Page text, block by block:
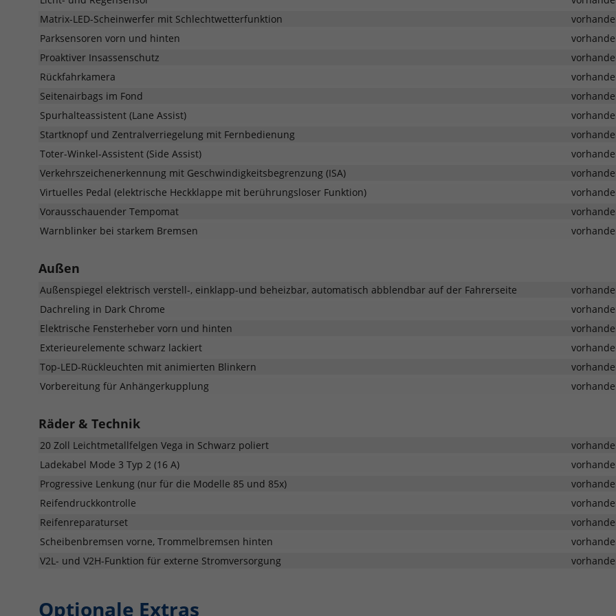
Kollisionmit
Fahrzeugen,
und
Radfahrern;
beim
Überqueren
Kreuzungen
Matrix-LED-Scheinwerfer mit Schlechtwetterfunktion
Parksensoren vorn und hinten
Proaktiver Insassenschutz
Rückfahrkamera
Seitenairbags im Fond
Spurhalteassistent (Lane Assist)
Startknopf und Zentralverriegelung mit Fernbedienung
Toter-Winkel-Assistent (Side Assist)
Verkehrszeichenerkennung mit Geschwindigkeitsbegrenzung (ISA)
Virtuelles Pedal (elektrische Heckklappe mit berührungsloser Funktion)
Vorausschauender Tempomat
Warnblinker bei starkem Bremsen
Außen
Außenspiegel elektrisch verstell-, einklapp-und beheizbar, automatisch abblendbar auf der Fahrerseite
Dachreling in Dark Chrome
Elektrische Fensterheber vorn und hinten
Exterieurelemente schwarz lackiert
Top-LED-Rückleuchten mit animierten Blinkern
Vorbereitung für Anhängerkupplung
Räder & Technik
20 Zoll Leichtmetallfelgen Vega in Schwarz poliert
Ladekabel Mode 3 Typ 2 (16 A)
Progressive Lenkung (nur für die Modelle 85 und 85x)
Reifendruckkontrolle
Reifenreparaturset
Scheibenbremsen vorne, Trommelbremsen hinten
V2L- und V2H-Funktion für externe Stromversorgung
Optionale Extras